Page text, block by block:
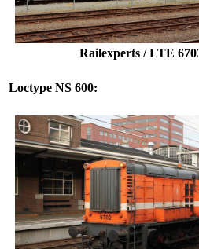
Railexperts / LTE
Loctype NS 600: